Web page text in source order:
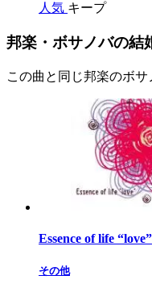
人気 キープ
邦楽・ボサノバの結
この曲と同じ邦楽のボ
Essence of life “love”
その他